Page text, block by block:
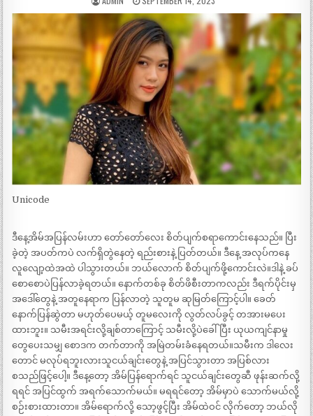
Unicode
ဒီနေ့အိမ်အပြန်လမ်းဟာ တော်တော်လေး စိတ်ပျက်စရာကောင်းနေသည်။ ပြီး
ခဲ့တဲ့ အပတ်ကပဲ လက်ရှိတွဲနေတဲ့ ရည်းစားနဲ့ ပြတ်တယ်။ ဒီနေ့ အလုပ်ကနေ
လူလျော့ထဲအထဲ ပါသွားတယ်။ ဘယ်လောက် စိတ်ပျက်ဖို့ကောင်းလဲ။ဒါနဲ့ ခပ်
စောစောပဲပြန်လာခဲ့ရတယ်။ နောက်တစ်ခု စိတ်ဖိစီးတာကလည်း ဒီရက်ပိုင်းမှ
အဒေါ်တွေနဲ့ အတူနေရာက ပြန်လာတဲ့ သူတူမ ဆုမြတ်ကြောင့်ပါ။ ခေတ်
နောက်ပြန်ဆွဲတာ မဟုတ်ပေမယ့် တူမလေးကို လွတ်လပ်ခွင့် တအားမပေး
ထားဘူး။ သမီးအရင်းလို့ချစ်တာကြောင့် သမီးလို့ပဲခေါ်ပြီး ယုယကျင်နာမှု
တွေပေးသမျှ စောဒက တက်တာကို အမြဲတမ်းခံနေရတယ်။သမီးက ဒါလေး
တောင် မလုပ်ရဘူးလားသူငယ်ချင်းတွေနဲ့ အပြင်သွားတာ အပြစ်လား
စသည်ဖြင့်ပေါ့။ ဒီနေ့တော့ အိမ်ပြန်ရောက်ရင် သူငယ်ချင်းတွေဆီ ဖုန်းဆက်လို့
ရရင် အပြင်ထွက် အရက်သောက်မယ်။ မရရင်တော့ အိမ်မှာပဲ သောက်မယ်လို့
စဉ်းစားထားတာ။ အိမ်ရောက်လို့ သော့ဖွင့်ပြီး အိမ်ထဲဝင် လိုက်တော့ ဘယ်လို